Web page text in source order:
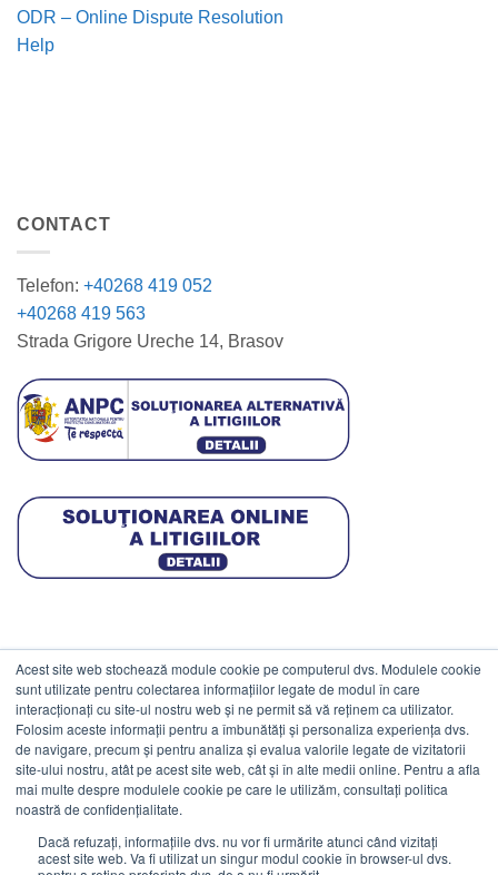
Acest site web stochează module cookie pe computerul dvs. Modulele cookie
sunt utilizate pentru colectarea informațiilor legate de modul în care
interacționați cu site-ul nostru web și ne permit să vă reținem ca utilizator.
Folosim aceste informații pentru a îmbunătăți și personaliza experiența dvs.
de navigare, precum și pentru analiza și evalua valorile legate de vizitatorii
site-ului nostru, atât pe acest site web, cât și în alte medii online. Pentru a afla
mai multe despre modulele cookie pe care le utilizăm, consultați politica
noastră de confidențialitate.
Dacă refuzați, informațiile dvs. nu vor fi urmărite atunci când vizitați
acest site web. Va fi utilizat un singur modul cookie în browser-ul dvs.
ODR – Online Dispute Resolution
Help
CONTACT
Telefon: +40268 419 052
+40268 419 563
Strada Grigore Ureche 14, Brasov
DATE COMERCIALE
ESTICO S.R.L.
CIF: RO1094402.
Reg.Com: J08/469/1991.